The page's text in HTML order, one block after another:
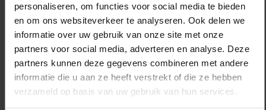
personaliseren, om functies voor social media te bieden
en om ons websiteverkeer te analyseren. Ook delen we
informatie over uw gebruik van onze site met onze
partners voor social media, adverteren en analyse. Deze
partners kunnen deze gegevens combineren met andere
informatie die u aan ze heeft verstrekt of die ze hebben
verzameld op basis van uw gebruik van hun services.
Lees meer over:
Maatschappij en engagement